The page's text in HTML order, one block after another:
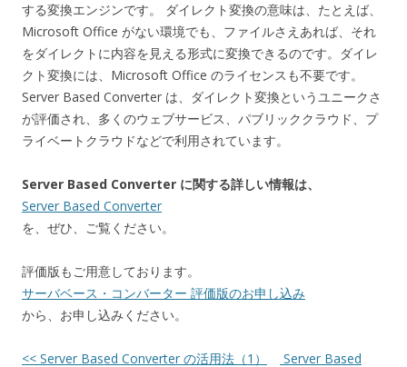
する変換エンジンです。 ダイレクト変換の意味は、たとえば、
Microsoft Office がない環境でも、ファイルさえあれば、それ
をダイレクトに内容を見える形式に変換できるのです。ダイレ
クト変換には、Microsoft Office のライセンスも不要です。
Server Based Converter は、ダイレクト変換というユニークさ
が評価され、多くのウェブサービス、パブリッククラウド、プ
ライベートクラウドなどで利用されています。
Server Based Converter に関する詳しい情報は、
Server Based Converter
を、ぜひ、ご覧ください。
評価版もご用意しております。
サーバベース・コンバーター 評価版のお申し込み
から、お申し込みください。
<< Server Based Converter の活用法（1） Server Based